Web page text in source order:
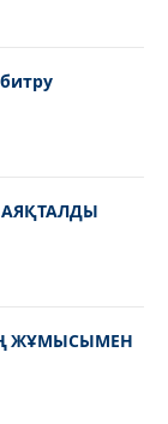
АЯҚТАЛДЫ
ЖҰМЫСЫМЕН